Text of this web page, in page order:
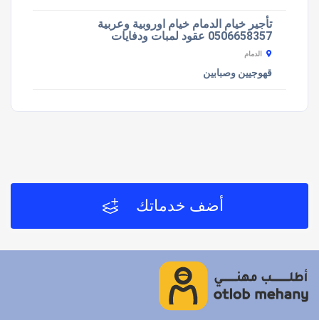
تأجير خيام الدمام خيام اوروبية وعربية
0506658357 عقود لمبات ودفايات
الدمام
قهوجيين وصبابين
أضف خدماتك